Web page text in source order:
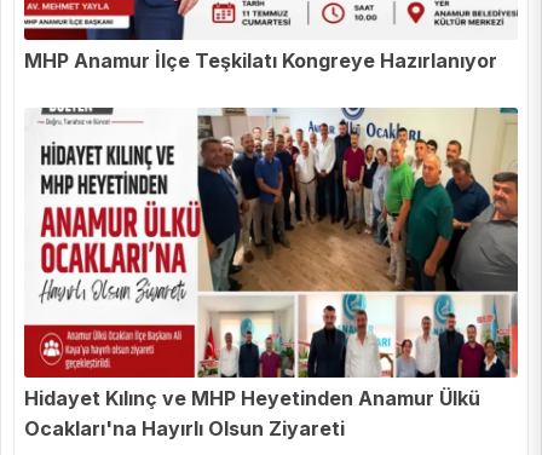
MHP Anamur İlçe Teşkilatı Kongreye Hazırlanıyor
Hidayet Kılınç ve MHP Heyetinden Anamur Ülkü
Ocakları'na Hayırlı Olsun Ziyareti